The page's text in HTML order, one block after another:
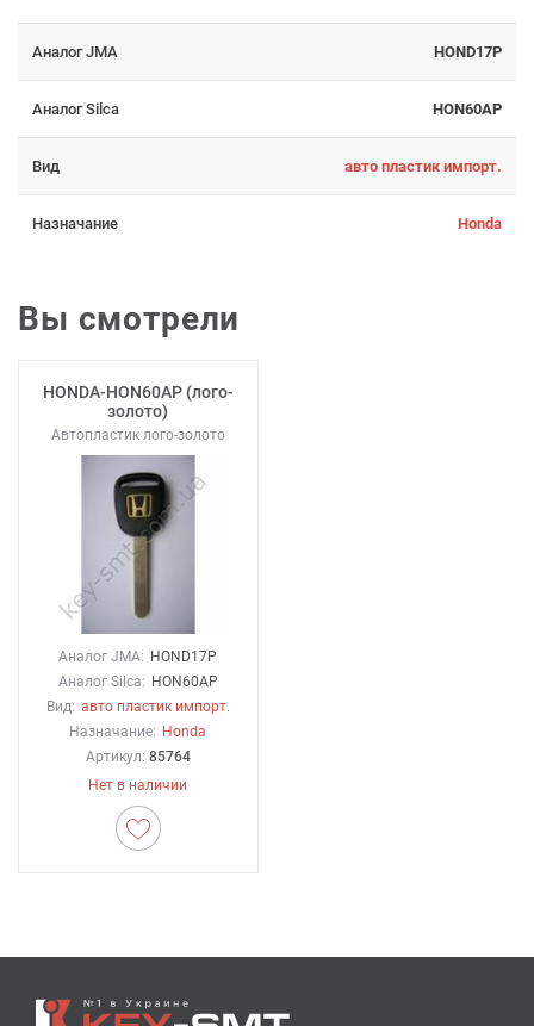
Аналог JMA HOND17P
Аналог Silca HON60AP
Вид авто пластик импорт.
Назначание Honda
Вы смотрели
HONDA-HON60AP (лого-
золото)
Автопластик лого-золото
Аналог JMA: HOND17P
Аналог Silca: HON60AP
Вид: авто пластик импорт.
Назначание: Honda
Артикул: 85764
Нет в наличии